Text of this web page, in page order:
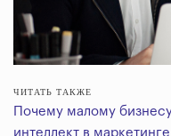
ЧИТАТЬ ТАКЖЕ
Почему малому
интеллект в